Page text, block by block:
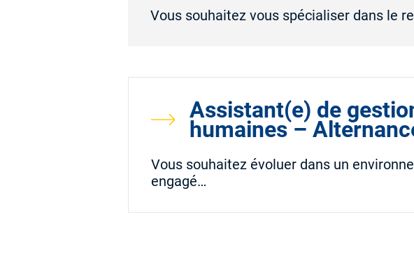
Vous souhaitez vous spécialiser dans le
Assistant(e) de
humaines –
Vous souhaitez évoluer dans un
engagé…